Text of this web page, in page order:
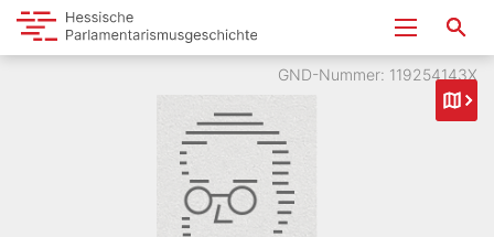
GND-Nummer: 119254143X